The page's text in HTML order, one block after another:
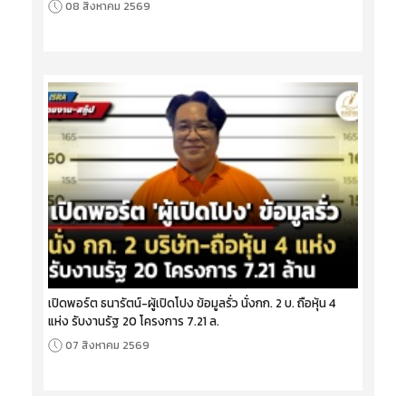
08 สิงหาคม 2569
เปิดพอร์ต ธนารัตน์-ผู้เปิดโปง ข้อมูลรั่ว นั่งกก. 2 บ. ถือหุ้น 4
แห่ง รับงานรัฐ 20 โครงการ 7.21 ล.
07 สิงหาคม 2569